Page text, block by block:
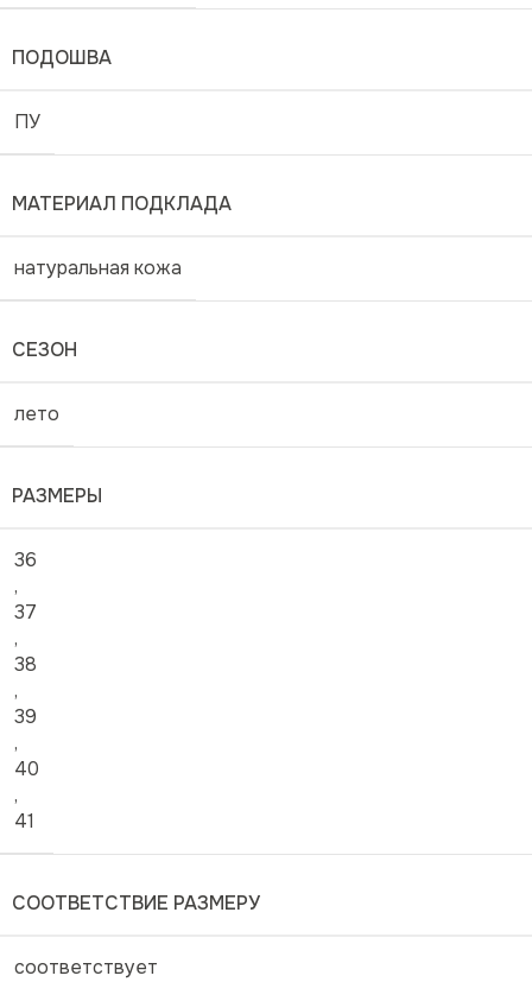
ПОДОШВА
ПУ
МАТЕРИАЛ ПОДКЛАДА
натуральная кожа
СЕЗОН
лето
РАЗМЕРЫ
36
,
37
,
38
,
39
,
40
,
41
СООТВЕТСТВИЕ РАЗМЕРУ
соответствует